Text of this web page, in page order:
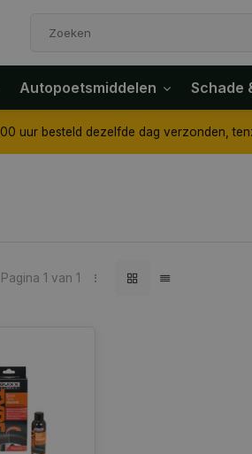
Autopoetsmiddelen Schade
uur besteld dezelfde dag verzonden,
Pagina 1 van 1